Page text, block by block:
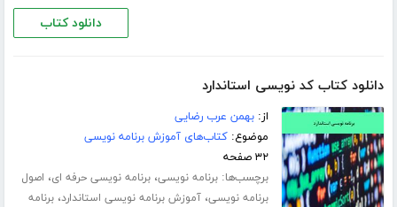
دانلود کتاب
دانلود کتاب کد نویسی استاندارد
از:بهمن عرب رضایی
موضوع:کتاب‌های آموزش برنامه نویسی
۳۲ صفحه
برچسب‌ها:برنامه نویسی،برنامه نویسی حرفه ای، اصول
برنامه نویسی،آموزش برنامه نویسی استاندارد،برنامه